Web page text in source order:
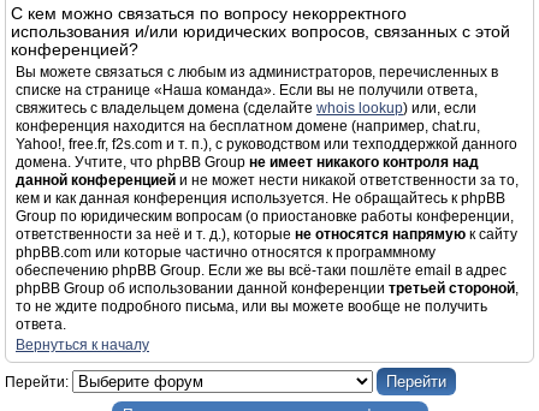
С кем можно связаться по вопросу некорректного
использования и/или юридических вопросов, связанных с этой
конференцией?
Вы можете связаться с любым из администраторов, перечисленных в
списке на странице «Наша команда». Если вы не получили ответа,
свяжитесь с владельцем домена (сделайте whois lookup) или, если
конференция находится на бесплатном домене (например, chat.ru,
Yahoo!, free.fr, f2s.com и т. п.), с руководством или техподдержкой данного
домена. Учтите, что phpBB Group не имеет никакого контроля над
данной конференцией и не может нести никакой ответственности за то,
кем и как данная конференция используется. Не обращайтесь к phpBB
Group по юридическим вопросам (о приостановке работы конференции,
ответственности за неё и т. д.), которые не относятся напрямую к сайту
phpBB.com или которые частично относятся к программному
обеспечению phpBB Group. Если же вы всё-таки пошлёте email в адрес
phpBB Group об использовании данной конференции третьей стороной,
то не ждите подробного письма, или вы можете вообще не получить
ответа.
Вернуться к началу
Перейти: